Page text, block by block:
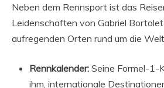
Neben dem Rennsport ist das
Leidenschaften von Gabriel
aufregenden Orten rund um die
Rennkalender: Seine Formel-1-
ihm, internationale